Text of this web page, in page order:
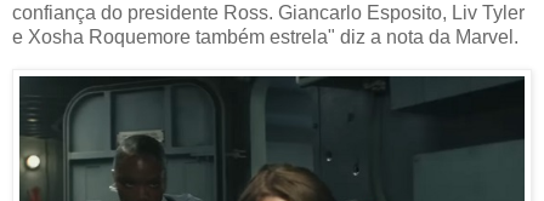
confiança do presidente Ross. Giancarlo Esposito, Liv Tyler
e Xosha Roquemore também estrela" diz a nota da Marvel.